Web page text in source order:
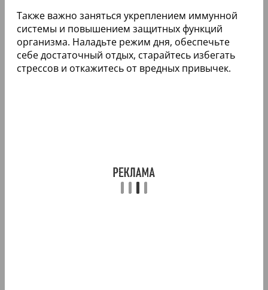
Также важно заняться укреплением иммунной
системы и повышением защитных функций
организма. Наладьте режим дня, обеспечьте
себе достаточный отдых, старайтесь избегать
стрессов и откажитесь от вредных привычек.